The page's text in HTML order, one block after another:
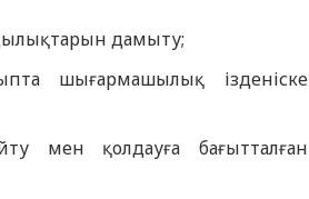
дамыту;
шығармашылық ізденіске
мен қолдауға бағытталған